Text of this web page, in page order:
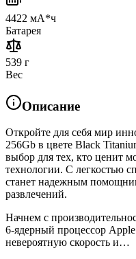
4422 мА*ч
Батарея
539 г
Вес
Описание
Откройте для себя мир
256Gb в цвете Black
выбор для тех, кто ценит
технологии. С легкостью
станет надежным
развлечений.
Начнем с
6-ядерный процессор
невероятную скорость и…